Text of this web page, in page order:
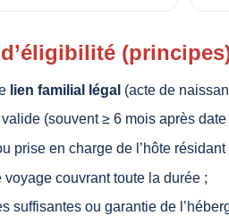
lien familial légal (acte de
(souvent ≥ 6 mois après
prise en charge de l’hôte
voyage couvrant toute la durée ;
suffisantes ou garantie de